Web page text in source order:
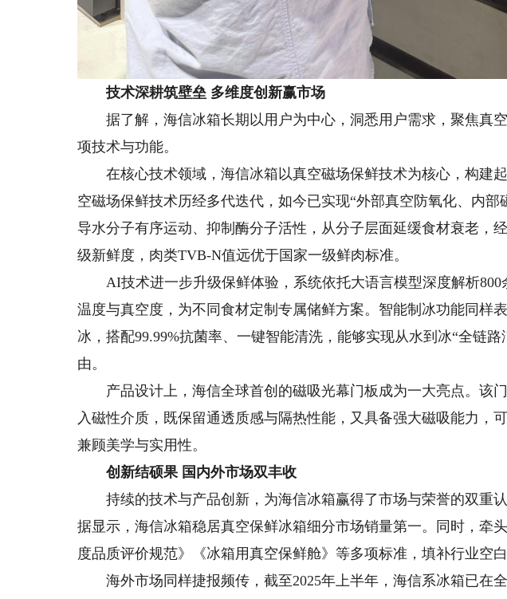
技术深耕筑壁垒 多维度创新赢市场
据了解，海信冰箱长期以用户为中心，洞悉用户需求，聚焦真
项技术与功能。
在核心技术领域，海信冰箱以真空磁场保鲜技术为核心，构建
空磁场保鲜技术历经多代迭代，如今已实现“外部真空防氧化、内部
导水分子有序运动、抑制酶分子活性，从分子层面延缓食材衰老，
级新鲜度，肉类TVB-N值远优于国家一级鲜肉标准。
AI技术进一步升级保鲜体验，系统依托大语言模型深度解析800
温度与真空度，为不同食材定制专属储鲜方案。智能制冰功能同样
冰，搭配99.99%抗菌率、一键智能清洗，能够实现从水到冰“全链
由。
产品设计上，海信全球首创的磁吸光幕门板成为一大亮点。该
入磁性介质，既保留通透质感与隔热性能，又具备强大磁吸能力，
兼顾美学与实用性。
创新结硕果 国内外市场双丰收
持续的技术与产品创新，为海信冰箱赢得了市场与荣誉的双重
据显示，海信冰箱稳居真空保鲜冰箱细分市场销量第一。同时，牵
度品质评价规范》《冰箱用真空保鲜舱》等多项标准，填补行业空白
海外市场同样捷报频传，截至2025年上半年，海信系冰箱已在